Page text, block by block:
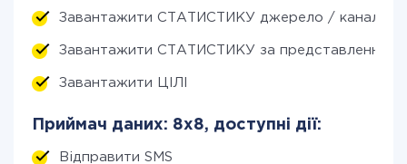
Завантажити СТАТИСТИКУ джерело / канал /
Завантажити СТАТИСТИКУ за представленням
Завантажити ЦІЛІ
Приймач даних: 8x8, доступні дії:
Відправити SMS